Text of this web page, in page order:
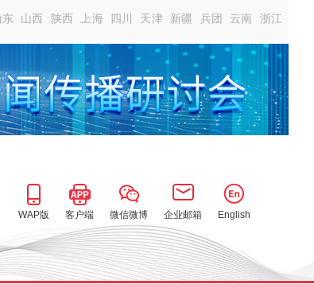
东 山西 陕西 上海 四川 天津 新疆 兵团 云南 浙江
WAP版 客户端 微信微博 企业邮箱 English